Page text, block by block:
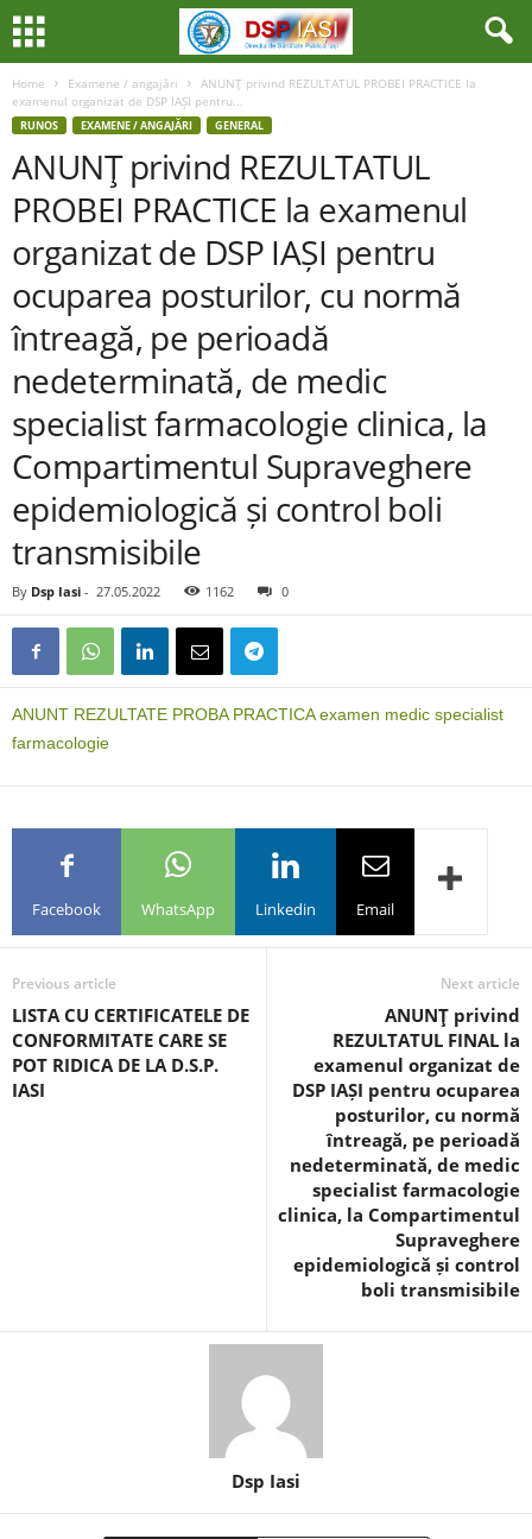
Home Examene / angajări
ANUNŢ privind REZULTATUL PROBEI PRACTICE la
examenul organizat de DSP IAȘI pentru...
RUNOS EXAMENE / ANGAJĂRI GENERAL
ANUNŢ privind REZULTATUL
PROBEI PRACTICE la examenul
organizat de DSP IAȘI pentru
ocuparea posturilor, cu normă
întreagă, pe perioadă
nedeterminată, de medic
specialist farmacologie clinica, la
Compartimentul Supraveghere
epidemiologică și control boli
transmisibile
By Dsp Iasi - 27.05.2022 1162 0
ANUNT REZULTATE PROBA PRACTICA examen medic specialist
farmacologie
Facebook WhatsApp Linkedin Email
Previous article
LISTA CU CERTIFICATELE DE
CONFORMITATE CARE SE
POT RIDICA DE LA D.S.P.
IASI
Next article
ANUNŢ privind
REZULTATUL FINAL la
examenul organizat de
DSP IAȘI pentru ocuparea
posturilor, cu normă
întreagă, pe perioadă
nedeterminată, de medic
specialist farmacologie
clinica, la Compartimentul
Supraveghere
epidemiologică și control
boli transmisibile
Dsp Iasi